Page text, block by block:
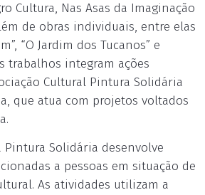
Cultura, Nas Asas da Imaginação
de obras individuais, entre elas
“O Jardim dos Tucanos” e
trabalhos integram ações
Cultural Pintura Solidária
que atua com projetos voltados
Pintura Solidária desenvolve
a pessoas em situação de
As atividades utilizam a